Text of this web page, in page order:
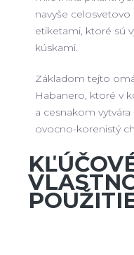
navyše
etiketami, ktoré sú
kúskami.
Základom tejto
Habanero, ktoré v
a cesnakom vytvára
ovocno-korenistý